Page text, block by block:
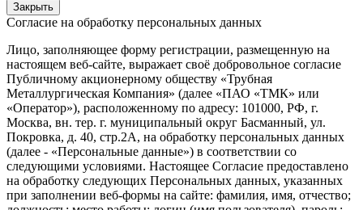
Закрыть
Согласие на обработку персональных данных
Лицо, заполняющее форму регистрации, размещенную на
настоящем веб-сайте, выражает своё добровольное согласие
Публичному акционерному обществу «Трубная
Металлургическая Компания» (далее «ПАО «ТМК» или
«Оператор»), расположенному по адресу: 101000, РФ, г.
Москва, вн. тер. г. муниципальный округ Басманный, ул.
Покровка, д. 40, стр.2А, на обработку персональных данных
(далее - «Персональные данные») в соответствии со
следующими условиями. Настоящее Согласие предоставлено
на обработку следующих Персональных данных, указанных
при заполнении веб-формы на сайте: фамилия, имя, отчество;